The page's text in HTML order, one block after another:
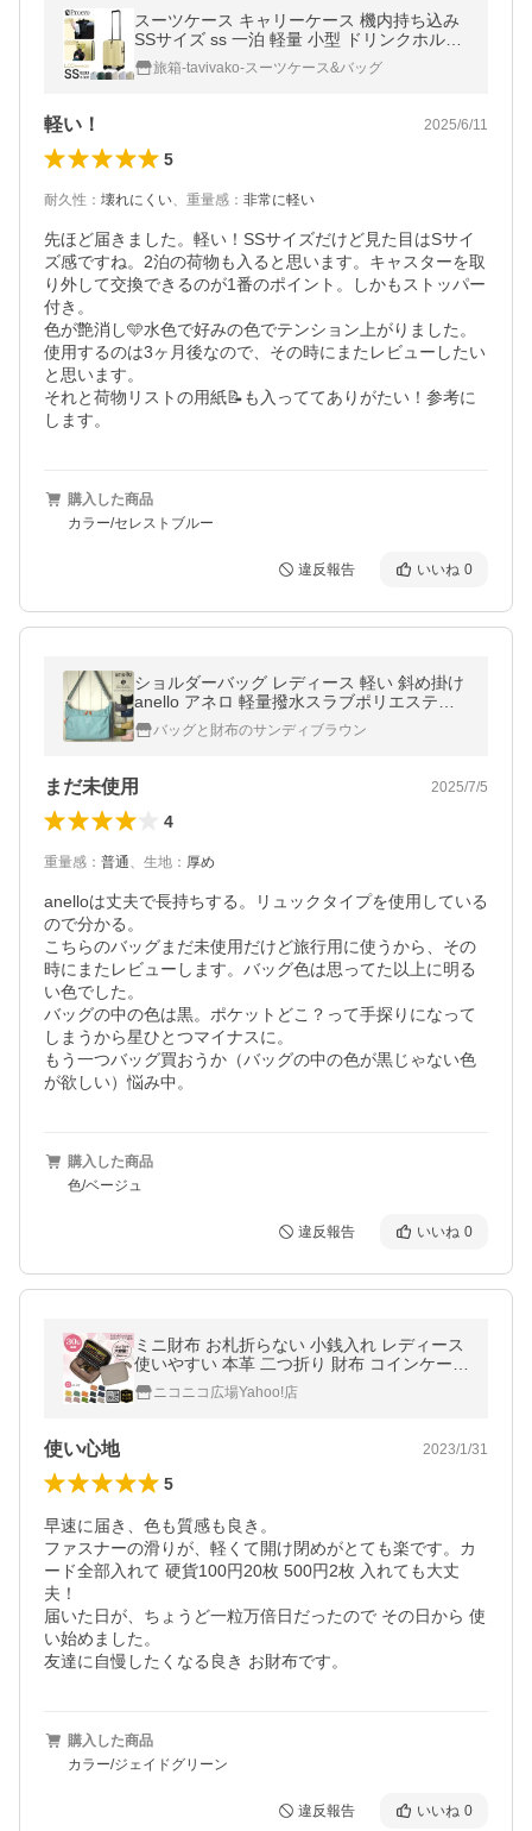
スーツケース キャリーケース 機内持ち込み
SSサイズ ss 一泊 軽量 小型 ドリンクホルダ
ー ストッパー ブレーキ 交換用キャスター 静
音 コインロッカー 着脱
旅箱-tavivako-スーツケース&バッグ
軽い！ 2025/6/11
5
耐久性 ： 壊れにくい、 重量感 ： 非常に軽い
先ほど届きました。軽い！SSサイズだけど見た目はSサイ
ズ感ですね。2泊の荷物も入ると思います。キャスターを取
り外して交換できるのが1番のポイント。しかもストッパー
付き。
色が艶消し🩵水色で好みの色でテンション上がりました。
使用するのは3ヶ月後なので、その時にまたレビューしたい
と思います。
それと荷物リストの用紙📝も入っててありがたい！参考に
します。
購入した商品
カラー/セレストブルー
違反報告 いいね 0
ショルダーバッグ レディース 軽い 斜め掛け
anello アネロ 軽量撥水スラブポリエステル 1
0ポケット ショルダーバッグ 40代 50代 60代
バッグと財布のサンディブラウン
まだ未使用 2025/7/5
4
重量感 ： 普通、 生地 ： 厚め
anelloは丈夫で長持ちする。リュックタイプを使用している
ので分かる。
こちらのバッグまだ未使用だけど旅行用に使うから、その
時にまたレビューします。バッグ色は思ってた以上に明る
い色でした。
バッグの中の色は黒。ポケットどこ？って手探りになって
しまうから星ひとつマイナスに。
もう一つバッグ買おうか（バッグの中の色が黒じゃない色
が欲しい）悩み中。
購入した商品
色/ベージュ
違反報告 いいね 0
ミニ財布 お札折らない 小銭入れ レディース
使いやすい 本革 二つ折り 財布 コインケース
さいふ コンパクト 薄い カードケース プチプ
ラ 20代 30代 40代 50代
ニコニコ広場Yahoo!店
使い心地 2023/1/31
5
早速に届き、色も質感も良き。
ファスナーの滑りが、軽くて開け閉めがとても楽です。カ
ード全部入れて 硬貨100円20枚 500円2枚 入れても大丈
夫！
届いた日が、ちょうど一粒万倍日だったので その日から 使
い始めました。
友達に自慢したくなる良き お財布です。
購入した商品
カラー/ジェイドグリーン
違反報告 いいね 0